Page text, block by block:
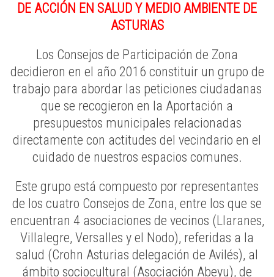
DE ACCIÓN EN SALUD Y MEDIO AMBIENTE DE
ASTURIAS
Los Consejos de Participación de Zona
decidieron en el año 2016 constituir un grupo de
trabajo para abordar las peticiones ciudadanas
que se recogieron en la Aportación a
presupuestos municipales relacionadas
directamente con actitudes del vecindario en el
cuidado de nuestros espacios comunes.
Este grupo está compuesto por representantes
de los cuatro Consejos de Zona, entre los que se
encuentran 4 asociaciones de vecinos (Llaranes,
Villalegre, Versalles y el Nodo), referidas a la
salud (Crohn Asturias delegación de Avilés), al
ámbito sociocultural (Asociación Abeyu), de